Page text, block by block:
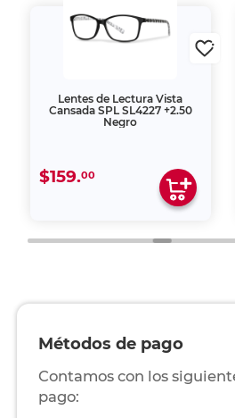
Lentes de Lectura Vista
Cansada SPL SL4227 +2.50
Negro
$159.00
Métodos de pago
Contamos con los
pago: